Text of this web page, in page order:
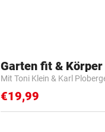
Garten fit &
Mit Toni Klein & Karl
€19,99